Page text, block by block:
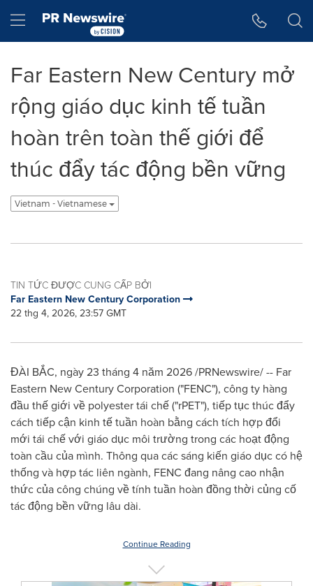
Hamburger menu
Far Eastern New Century mở
rộng giáo dục kinh tế tuần
hoàn trên toàn thế giới để
thúc đẩy tác động bền vững
Vietnam - Vietnamese
TIN TỨC ĐƯỢC CUNG CẤP BỞI
Far Eastern New Century Corporation
22 thg 4, 2026, 23:57 GMT
ĐÀI BẮC, ngày 23 tháng 4 năm 2026 /PRNewswire/ -- Far
Eastern New Century Corporation ("FENC"), công ty hàng
đầu thế giới về polyester tái chế ("rPET"), tiếp tục thúc đẩy
cách tiếp cận kinh tế tuần hoàn bằng cách tích hợp đổi
mới tái chế với giáo dục môi trường trong các hoạt động
toàn cầu của mình. Thông qua các sáng kiến giáo dục có hệ
thống và hợp tác liên ngành, FENC đang nâng cao nhận
thức của công chúng về tính tuần hoàn đồng thời củng cố
tác động bền vững lâu dài.
Continue Reading